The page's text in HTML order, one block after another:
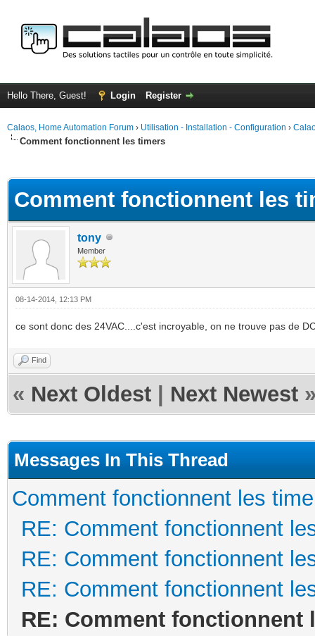
Hello There, Guest! Login Register
Calaos, Home Automation Forum › Utilisation - Installation - Configuration ›
Comment fonctionnent les timers
Comment fonctionnent les
tony
Member
08-14-2014, 12:13 PM
ce sont donc des 24VAC....c'est incroyable, on ne trouve pas de
Find
« Next Oldest Next Newest
Messages In This Thread
Comment fonctionnent les
RE: Comment fonctionnent
RE: Comment fonctionnent
RE: Comment fonctionnent
RE: Comment fonctionnent